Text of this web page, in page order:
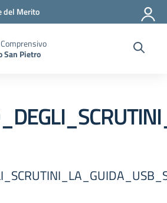
del Merito
San Pietro